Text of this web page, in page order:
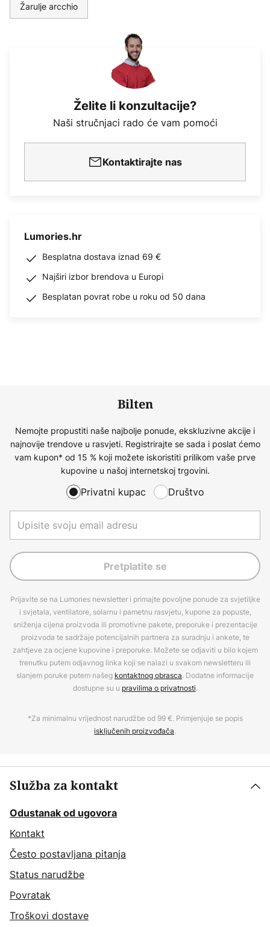
Žarulje arcchio
Želite li konzultacije?
Naši stručnjaci rado će vam pomoći
Kontaktirajte nas
Lumories.hr
Besplatna dostava iznad 69 €
Najširi izbor brendova u Europi
Besplatan povrat robe u roku od 50 dana
Bilten
Nemojte propustiti naše najbolje ponude, ekskluzivne akcije i
najnovije trendove u rasvjeti. Registrirajte se sada i poslat ćemo
vam kupon* od 15 % koji možete iskoristiti prilikom vaše prve
kupovine u našoj internetskoj trgovini.
Privatni kupac Društvo
Pretplatite se
Prijavite se na Lumories newsletter i primajte povoljne ponude za svjetiljke
i svjetala, ventilatore, solarnu i pametnu rasvjetu, kupone za popuste,
sniženja cijena proizvoda ili promotivne pakete, preporuke i prezentacije
proizvoda te sadržaje potencijalnih partnera za suradnju i ankete, te
zahtjeve za ocjene kupovine i preporuke. Možete se odjaviti u bilo kojem
trenutku putem odjavnog linka koji se nalazi u svakom newsletteru ili
slanjem poruke putem našeg kontaktnog obrasca. Dodatne informacije
dostupne su u pravilima o privatnosti.
*Za minimalnu vrijednost narudžbe od 99 €. Primjenjuje se popis
isključenih proizvođača.
Služba za kontakt
Odustanak od ugovora
Kontakt
Često postavljana pitanja
Status narudžbe
Povratak
Troškovi dostave